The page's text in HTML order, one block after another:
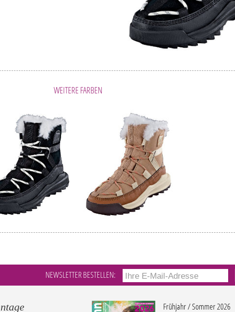
WEITERE FARBEN
NEWSLETTER BESTELLEN:
Frühjahr / Sommer 2026